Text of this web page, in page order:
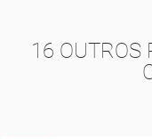
16 OUTROS